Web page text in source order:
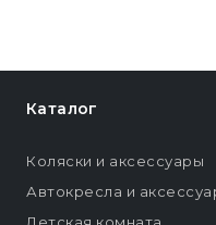
Каталог
Коляски и аксессуары
Автокресла и